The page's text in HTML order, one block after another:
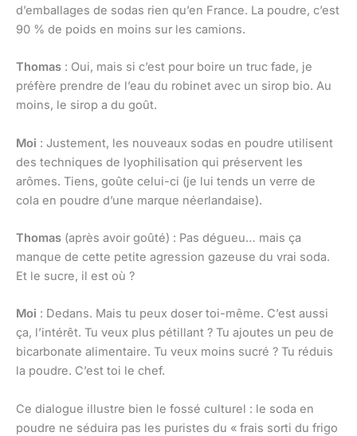
d’emballages de sodas rien qu’en France. La poudre, c’est
90 % de poids en moins sur les camions.
Thomas : Oui, mais si c’est pour boire un truc fade, je
préfère prendre de l’eau du robinet avec un sirop bio. Au
moins, le sirop a du goût.
Moi : Justement, les nouveaux sodas en poudre utilisent
des techniques de lyophilisation qui préservent les
arômes. Tiens, goûte celui-ci (je lui tends un verre de
cola en poudre d’une marque néerlandaise).
Thomas (après avoir goûté) : Pas dégueu… mais ça
manque de cette petite agression gazeuse du vrai soda.
Et le sucre, il est où ?
Moi : Dedans. Mais tu peux doser toi-même. C’est aussi
ça, l’intérêt. Tu veux plus pétillant ? Tu ajoutes un peu de
bicarbonate alimentaire. Tu veux moins sucré ? Tu réduis
la poudre. C’est toi le chef.
Ce dialogue illustre bien le fossé culturel : le soda en
poudre ne séduira pas les puristes du « frais sorti du frigo